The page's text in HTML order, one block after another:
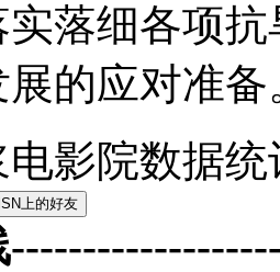
落细各项
的应对准备
影院数据